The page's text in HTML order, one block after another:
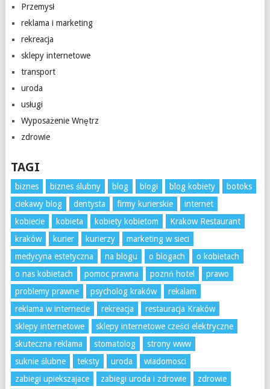
Przemysł
reklama i marketing
rekreacja
sklepy internetowe
transport
uroda
usługi
Wyposażenie Wnętrz
zdrowie
TAGI
biznes biznes ślubny blog blogi blog kobiety
botoks
ciekawy blog
dentysta firmy kurierskie
internet
kobiecie
kobieta kobiety kobietom
Krakow Restaurant
kraków
kurier kurierzy
marketing w sieci
medycyna estetyczna
na blogu o blogach
o kobietach
o nas kobietach
pomoc prawna poznń hotel
prawo
problemy prawne
psycholog kraków
rekalam
reklama w internecie
rekreacja
restauracja Kraków
sklepy internetowe
sklepy internetowe cześci elektryczne
skuteczna reklama
stomatolog
strony www
suknie ślubne
teksty uroda
wiadomosci
zabiegi upiekszajace
zabiegi uroda i zdrowie
zdrowie